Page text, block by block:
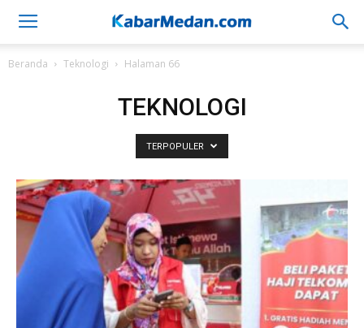
Beranda Teknologi Halaman 66
TEKNOLOGI
TERPOPULER